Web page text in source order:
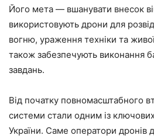
Його мета — вшанувати внесок
використовують дрони для
вогню, ураження техніки та
також забезпечують виконання
завдань.
Від початку повномасштабного
системи стали одним із
України. Саме оператори дронів